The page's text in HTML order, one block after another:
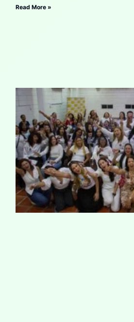
Read More »